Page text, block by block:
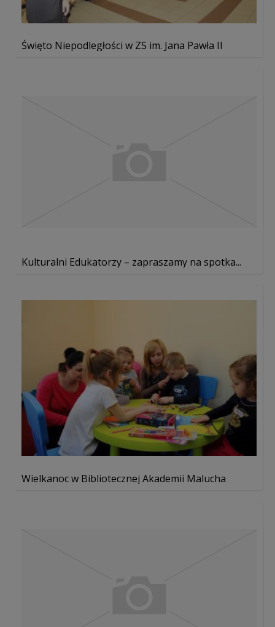
Święto Niepodległości w ZS im. Jana Pawła II
Kulturalni Edukatorzy – zapraszamy na spotka...
Wielkanoc w Bibliotecznej Akademii Malucha